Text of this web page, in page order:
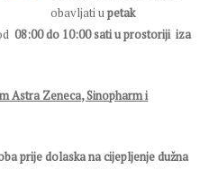
obavljati upetak
08:00 do 10:00 sati u prostorijiiza
Astra Zeneca, Sinopharm i
prije dolaska na cijepljenje dužna